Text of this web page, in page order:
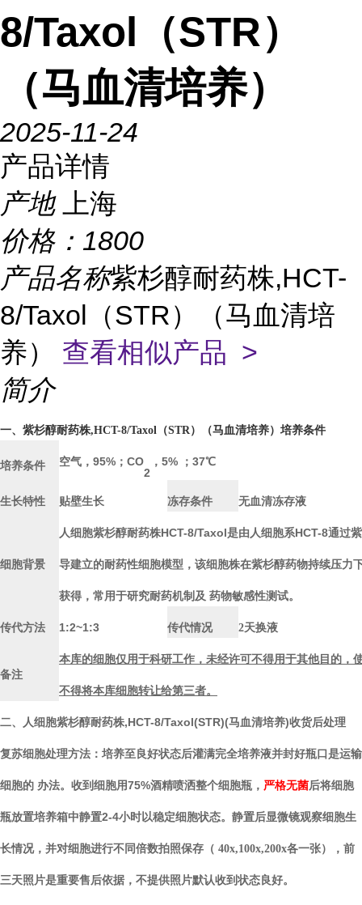
8/Taxol（STR）
（马血清培养）
2025-11-24
产品详情
产地
上海
价格： 1800
产品名称紫杉醇耐药株,HCT-
8/Taxol（STR）（马血清培
养） 查看相似产品 >
简介
一、紫杉醇耐药株,HCT-8/Taxol（STR）（马血清培养）培养条件
培养条件 空气， 95%；CO
2
， 5% ；37℃
生长特性 贴壁生长 冻存条件 无血清冻存液
细胞背景
人细胞紫杉醇耐药株HCT-8/Taxol是由人细胞系HCT-8通过
导建立的耐药性细胞模型，该细胞株在紫杉醇药物持续压力
获得，常用于研究耐药机制及 药物敏感性测试。
传代方法 1:2~1:3 传代情况 2天换液
备注
本库的细胞仅用于科研工作，未经许可不得用于其他目的，
不得将本库细胞转让给第三者。
二、 人细胞紫杉醇耐药株,HCT-8/Taxol(STR)(马血清培养)收货后处理
复苏细胞处理方法： 培养至良好状态后灌满完全培养液并封好瓶口是运输
细胞的 办法。收到细胞用75%酒精喷洒整个细胞瓶 ， 严格无菌后将细胞
瓶放置培养箱中静置2-4小时以稳定细胞状态。 静置后显微镜观察细胞生
长情况，并对细胞进行不同倍数拍照保存（ 40x,100x,200x各一张） ， 前
三天照片是重要售后依据，不提供照片默认收到状态良好。